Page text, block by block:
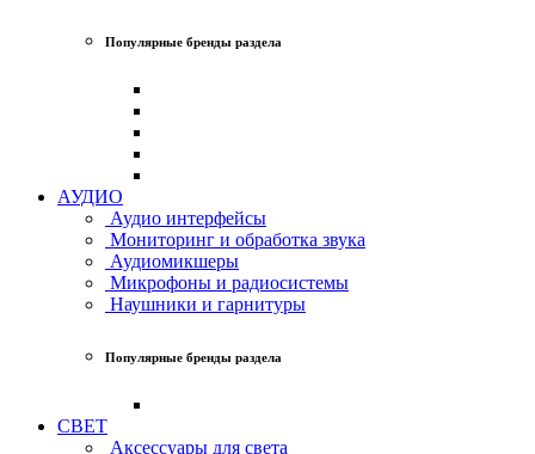
Популярные бренды раздела
АУДИО
Аудио интерфейсы
Мониторинг и обработка звука
Аудиомикшеры
Микрофоны и радиосистемы
Наушники и гарнитуры
Популярные бренды раздела
СВЕТ
Аксессуары для света